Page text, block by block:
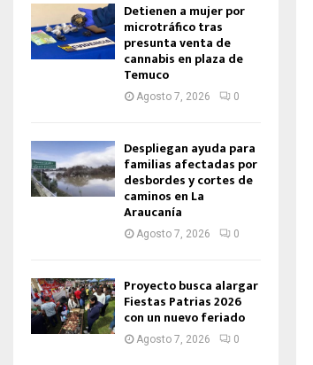
Detienen a mujer por
microtráfico tras
presunta venta de
cannabis en plaza de
Temuco
Agosto 7, 2026 0
Despliegan ayuda para
familias afectadas por
desbordes y cortes de
caminos en La
Araucanía
Agosto 7, 2026 0
Proyecto busca alargar
Fiestas Patrias 2026
con un nuevo feriado
Agosto 7, 2026 0